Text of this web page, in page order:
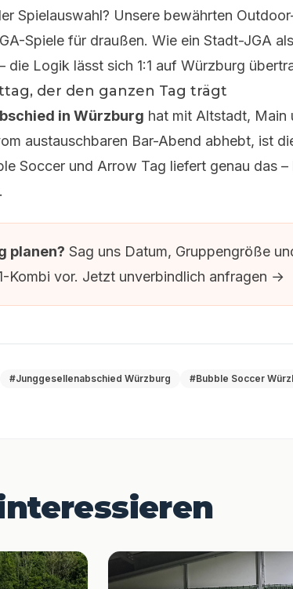
Spielauswahl? Unsere bewährten
Spiele für draußen. Wie ein Stadt-JGA
die Logik lässt sich 1:1 auf Würzburg
der den ganzen Tag trägt
in Würzburg hat mit Altstadt, Main
austauschbaren Bar-Abend abhebt, ist
Soccer und Arrow Tag liefert genau das
planen? Sag uns Datum, Gruppengröße
Kombi vor. Jetzt unverbindlich anfragen →
#Junggesellenabschied Würzburg #Bubble Soccer